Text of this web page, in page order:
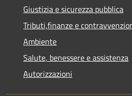
Giustizia e sicurezza pubblica
Tributi,finanze e
Ambiente
Salute, benessere e assistenza
Autorizzazioni